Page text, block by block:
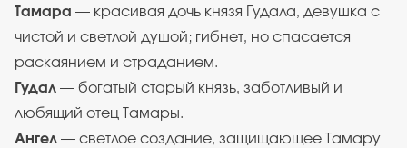
Тамара — красивая дочь князя Гудала, девушка с
чистой и светлой душой; гибнет, но спасается
раскаянием и страданием.
Гудал — богатый старый князь, заботливый и
любящий отец Тамары.
Ангел — светлое создание, защищающее Тамару